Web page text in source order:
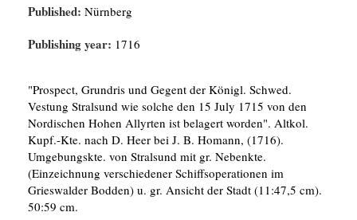
Published: Nürnberg
Publishing year: 1716
"Prospect, Grundris und Gegent der Königl. Schwed.
Vestung Stralsund wie solche den 15 July 1715 von den
Nordischen Hohen Allyrten ist belagert worden". Altkol.
Kupf.-Kte. nach D. Heer bei J. B. Homann, (1716).
Umgebungskte. von Stralsund mit gr. Nebenkte.
(Einzeichnung verschiedener Schiffsoperationen im
Grieswalder Bodden) u. gr. Ansicht der Stadt (11:47,5 cm).
50:59 cm.